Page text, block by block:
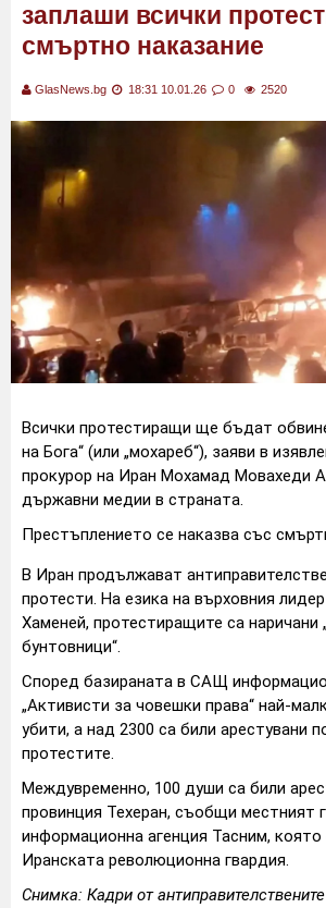
заплаши всички
смъртно наказание
GlasNews.bg 18:31 10.01.26 0 2520
Всички протестиращи ще бъдат
на Бога“ (или „мохареб“), заяви в
прокурор на Иран Мохамад Мовахеди
държавни медии в страната.
Престъплението се наказва със
В Иран продължават
протести. На езика на върховния
Хаменей, протестиращите са наричани
бунтовници“.
Според базираната в САЩ
„Активисти за човешки права“ най-
убити, а над 2300 са били арестувани
протестите.
Междувременно, 100 души са били
провинция Техеран, съобщи местният
информационна агенция Тасним, която
Иранската революционна гвардия.
Снимка: Кадри от